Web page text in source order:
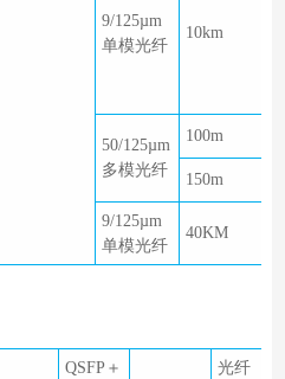
9/125µm
单模光纤
10km
50/125µm
多模光纤
100m
150m
9/125µm
单模光纤
40KM
QSFP＋
光纤